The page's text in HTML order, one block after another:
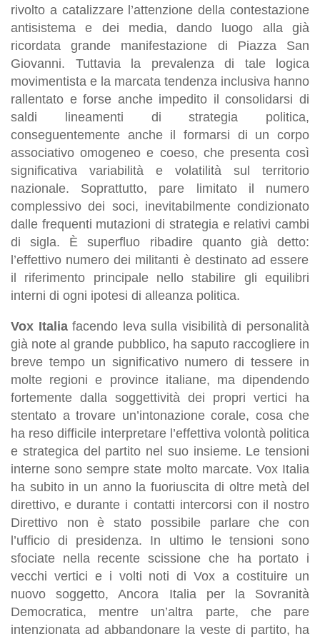
rivolto a catalizzare l’attenzionedella contestazione
antisistemae dei media, dando luogo alla già
ricordata grande manifestazione di Piazza San
Giovanni. Tuttavia la prevalenza di talelogica
movimentista e la marcata tendenza inclusiva hanno
rallentato e forse anche impedito il consolidarsi di
saldi lineamenti di strategia politica,
conseguentemente anche il formarsi di un corpo
associativo omogeneo e coeso, che presenta così
significativa variabilità e volatilità sul territorio
nazionale. Soprattutto, pare limitato il numero
complessivodei soci, inevitabilmente condizionato
dalle frequenti mutazioni di strategia e relativi cambi
di sigla. È superfluo ribadire quanto già detto:
l’effettivo numero dei militanti èdestinato ad essere
il riferimento principalenello stabilire gli equilibri
interni di ogni ipotesi di alleanza politica.
Vox Italiafacendo leva sulla visibilità di personalità
già note al grande pubblico, ha saputo raccogliere in
breve tempo un significativo numero di tessere in
molte regioni e province italiane, ma dipendendo
fortemente dalla soggettività dei propri vertici ha
stentato a trovare un’intonazione corale, cosa che
ha reso difficile interpretare l’effettiva volontà politica
e strategica del partito nel suo insieme. Le tensioni
interne sono sempre state molto marcate. Vox Italia
ha subito in un anno la fuoriuscita di oltre metà del
direttivo, e durante i contatti intercorsi con il nostro
Direttivo non è stato possibile parlare che con
l’ufficio di presidenza. In ultimo le tensioni sono
sfociate nella recente scissione che ha portato i
vecchi vertici e i volti noti di Vox a costituire un
nuovo soggetto, Ancora Italia per la Sovranità
Democratica, mentre un’altra parte, che pare
intenzionata ad abbandonare la veste di partito, ha